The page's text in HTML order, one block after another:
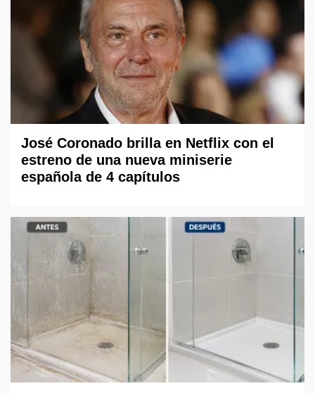
José Coronado brilla en Netflix con el
estreno de una nueva miniserie
española de 4 capítulos